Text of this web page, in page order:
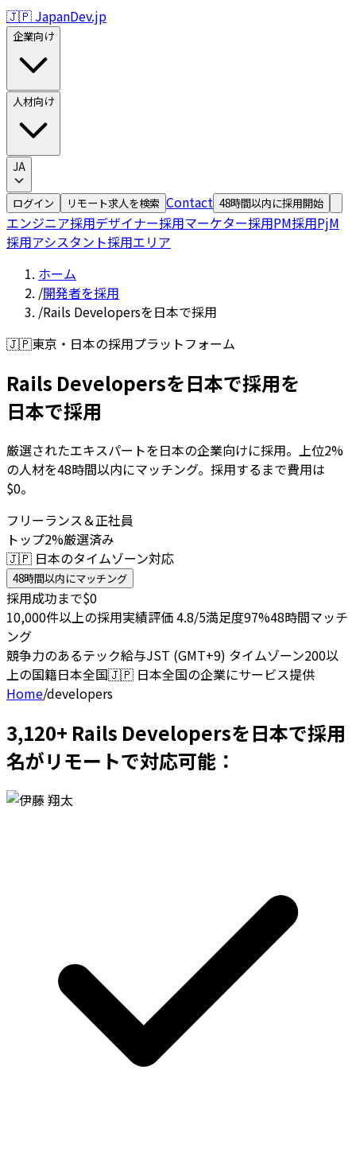
🇯🇵 JapanDev.jp
企業向け
人材向け
JA
ログイン リモート求人を検索 Contact 48時間以内に採用開始
エンジニア採用デザイナー採用マーケター採用PM採用PjM
採用アシスタント採用エリア
ホーム
/開発者を採用
/Rails Developersを日本で採用
🇯🇵東京・日本の採用プラットフォーム
Rails Developersを日本で採用を
日本で採用
厳選されたエキスパートを日本の企業向けに採用。上位2%
の人材を48時間以内にマッチング。採用するまで費用は
$0。
フリーランス＆正社員
トップ2%厳選済み
🇯🇵 日本のタイムゾーン対応
48時間以内にマッチング
採用成功まで$0
10,000件以上の採用実績評価 4.8/5満足度97%48時間マッチ
ング
競争力のあるテック給与JST (GMT+9) タイムゾーン200以
上の国籍日本全国🇯🇵 日本全国の企業にサービス提供
Home/developers
3,120+ Rails Developersを日本で採用
名がリモートで対応可能：